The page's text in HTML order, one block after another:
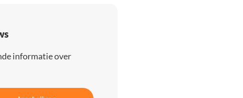
informatie over